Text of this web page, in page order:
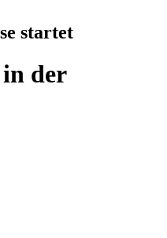
startet
der